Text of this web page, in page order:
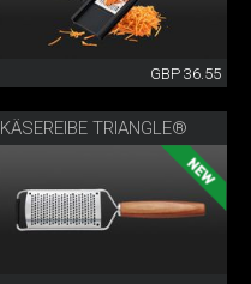
GBP 36.55
KÄSEREIBE TRIANGLE®